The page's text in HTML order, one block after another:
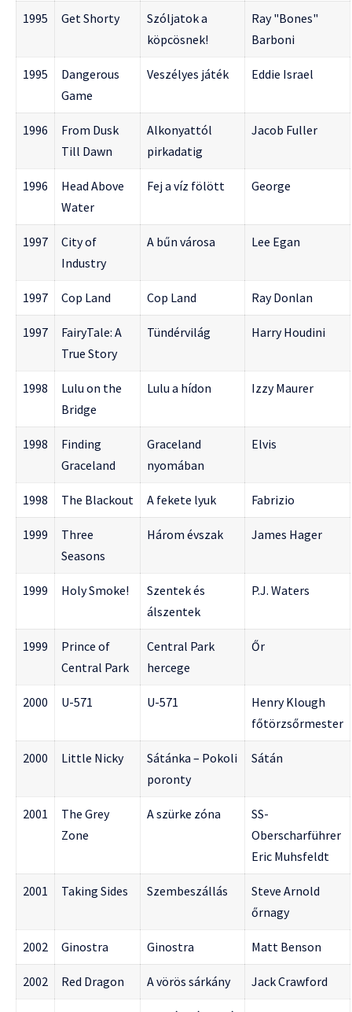
1995 Get Shorty
Szóljatok a
köpcösnek!
Ray "Bones"
Barboni
1995
Dangerous
Game
Veszélyes játék Eddie Israel
1996
From Dusk
Till Dawn
Alkonyattól
pirkadatig
Jacob Fuller
1996
Head Above
Water
Fej a víz fölött George
1997
City of
Industry
A bűn városa Lee Egan
1997 Cop Land Cop Land Ray Donlan
1997
FairyTale: A
True Story
Tündérvilág Harry Houdini
1998
Lulu on the
Bridge
Lulu a hídon Izzy Maurer
1998
Finding
Graceland
Graceland
nyomában
Elvis
1998 The Blackout A fekete lyuk Fabrizio
1999
Three
Seasons
Három évszak James Hager
1999 Holy Smoke!
Szentek és
álszentek
P.J. Waters
1999
Prince of
Central Park
Central Park
hercege
Őr
2000 U-571 U-571
Henry Klough
főtörzsőrmester
2000 Little Nicky
Sátánka – Pokoli
poronty
Sátán
2001
The Grey
Zone
A szürke zóna
SS-
Oberscharführer
Eric Muhsfeldt
2001 Taking Sides Szembeszállás
Steve Arnold
őrnagy
2002 Ginostra Ginostra Matt Benson
2002 Red Dragon A vörös sárkány Jack Crawford